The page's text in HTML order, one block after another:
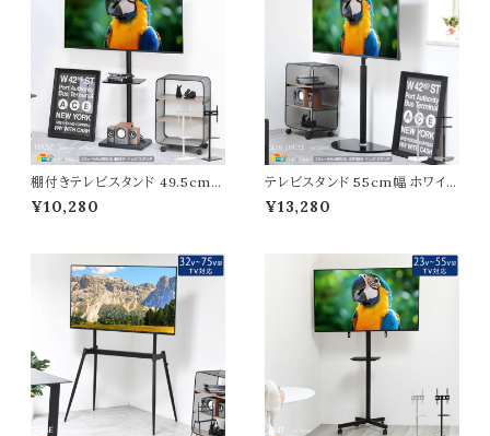
チェアー 作業用椅子 合皮椅子
インテリア 送料無料
ム スチール脚 足置き付き フット
レスト付き 送料無料
棚付きテレビスタンド 49.5cm幅
ブラック ホワイト テレビスタンド
壁寄せ TVスタンド 高さ調節可
クト 省スペース スリム 左右スイ
ング スイングTVスタンド 最大幅
49.5cm 奥行34cm 高さ121cm
最大高さ138cm
¥10,280
テレビスタンド 55cm幅 ホワイト
ブラック 半円型土台 TVスタンド
セミサークルベース 壁付けTVス
シンプル ベーシック スリム コン
パクト 省スペース 壁付け スイン
グTVスタンド 幅55cm 奥行38
cm 高さ136cm
¥13,280